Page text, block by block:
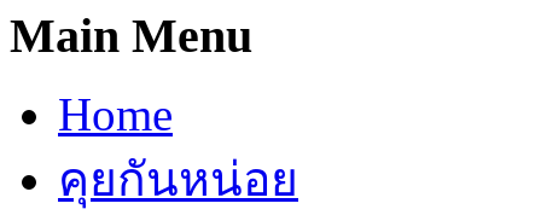
Main Menu
Home
คุยกันหน่อย